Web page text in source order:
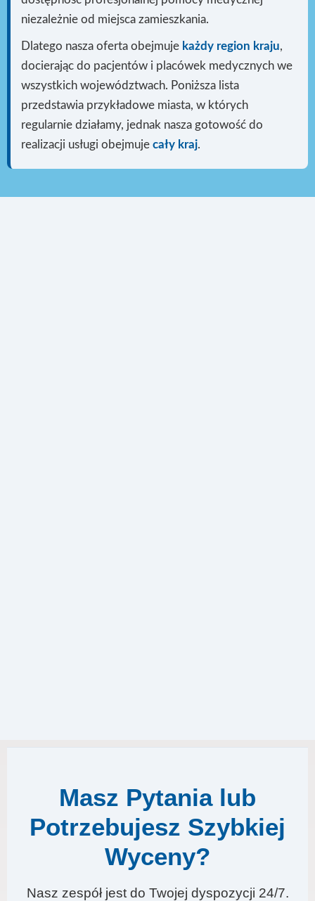
niezależnie od miejsca zamieszkania.
Dlatego nasza oferta obejmuje każdy region kraju,
docierając do pacjentów i placówek medycznych we
wszystkich województwach. Poniższa lista
przedstawia przykładowe miasta, w których
regularnie działamy, jednak nasza gotowość do
realizacji usługi obejmuje cały kraj.
Masz Pytania lub
Potrzebujesz Szybkiej
Wyceny?
Nasz zespół jest do Twojej dyspozycji 24/7.